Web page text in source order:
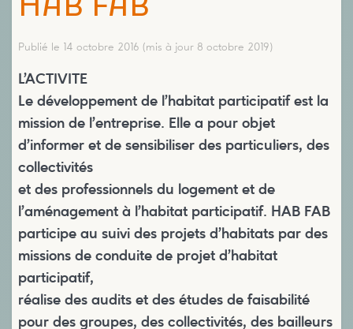
Publié le 14 octobre 2016 (mis à jour 8 octobre 2019)
L’ACTIVITE
Le développement de l’habitat participatif est la
mission de l’entreprise. Elle a pour objet
d’informer et de sensibiliser des particuliers, des
collectivités
et des professionnels du logement et de
l’aménagement à l’habitat participatif. HAB FAB
participe au suivi des projets d’habitats par des
missions de conduite de projet d’habitat
participatif,
réalise des audits et des études de faisabilité
pour des groupes, des collectivités, des bailleurs